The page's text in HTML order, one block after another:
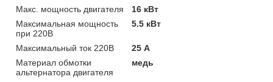
Макс. мощность двигателя
16 кВт
Максимальная мощность
при 220В
5.5 кВт
Максимальный ток 220В
25 А
Материал обмотки
альтернатора двигателя
медь